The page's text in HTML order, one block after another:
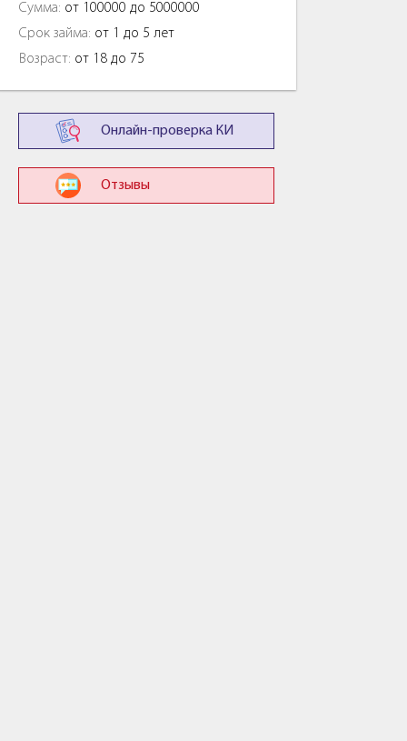
Сумма: от 100000 до 5000000
Срок займа: от 1 до 5 лет
Возраст: от 18 до 75
Онлайн-проверка КИ
Отзывы